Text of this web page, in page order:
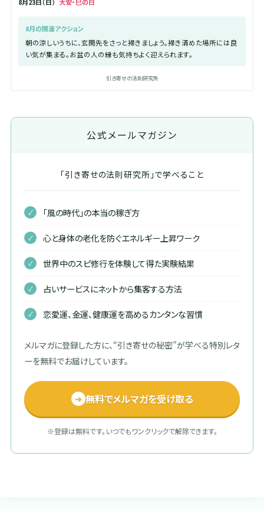
8月23日（日） 大安・巳の日
8月の開運アクション
朝の涼しいうちに、玄関先をさっと掃きましょう。掃き清めた場所には良
い気が集まる。お盆の人の縁も気持ちよく迎えられます。
引き寄せの法則研究所
公式メールマガジン
「引き寄せの法則研究所」で学べること
「風の時代」の本当の稼ぎ方
心と身体の老化を防ぐエネルギー上昇ワーク
世界中のスピ修行を体験して得た実験結果
占いサービスにネットから集客する方法
恋愛運、金運、健康運を高めるカンタンな習慣
メルマガに登録した方に、“引き寄せの秘密”が学べる特別レタ
ーを無料でお届けしています。
➔ 無料でメルマガを受け取る
※登録は無料です。いつでもワンクリックで解除できます。